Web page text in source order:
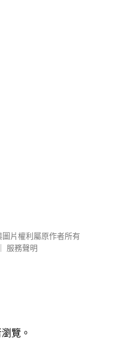
圖片權利屬原作者所有
服務聲明
覽。